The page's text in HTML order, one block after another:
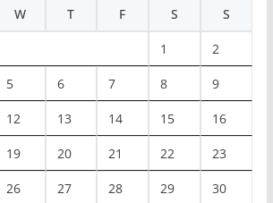
W T F S S
1 2
5 6 7 8 9
12 13 14 15 16
19 20 21 22 23
26 27 28 29 30